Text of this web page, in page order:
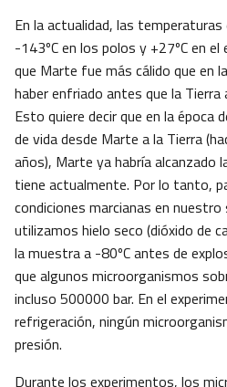
En la actualidad, las
-143ºC en los polos y +27ºC en el
que Marte fue más cálido que en
haber enfriado antes que la
Esto quiere decir que en la época
de vida desde Marte a la Tierra
años), Marte ya habría alcanzado
tiene actualmente. Por lo tanto,
condiciones marcianas en
utilizamos hielo seco (dióxido de
la muestra a -80ºC antes de
que algunos microorganismos
incluso 500000 bar. En el
refrigeración, ningún
presión.
Durante los experimentos, los